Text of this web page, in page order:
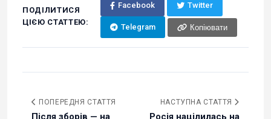
ПОДІЛИТИСЯ
ЦІЄЮ СТАТТЕЮ:
Facebook Twitter
Telegram Копіювати
ПОПЕРЕДНЯ СТАТТЯ НАСТУПНА СТАТТЯ